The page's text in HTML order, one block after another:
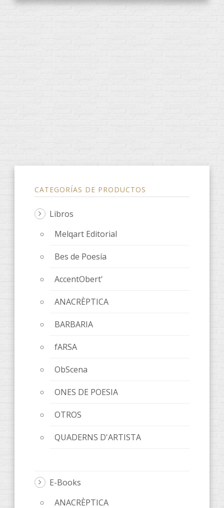
CATEGORÍAS DE PRODUCTOS
Libros
Melqart Editorial
Bes de Poesía
AccentObert'
ANACRÈPTICA
BARBARIA
fARSA
ObScena
ONES DE POESIA
OTROS
QUADERNS D'ARTISTA
E-Books
ANACRÈPTICA